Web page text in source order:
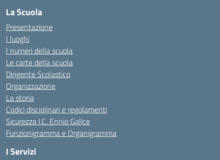
La Scuola
Presentazione
I luoghi
I numeri della scuola
Le carte della scuola
Dirigente Scolastico
Organizzazione
La storia
Codici disciplinari e regolamenti
Sicurezza I.C. Ennio Galice
Funzionigramma e Organigramma
I Servizi